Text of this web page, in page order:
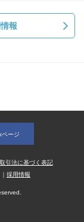
報
ージ
引法に基づく表記
採用情報